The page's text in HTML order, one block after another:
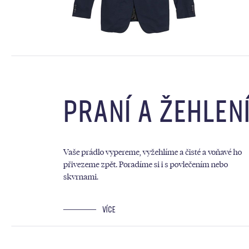
PRANÍ A ŽEHLENÍ
Vaše prádlo vypereme, vyžehlíme a čisté a voňavé ho
přivezeme zpět. Poradíme si i s povlečením nebo
skvrnami.
VÍCE